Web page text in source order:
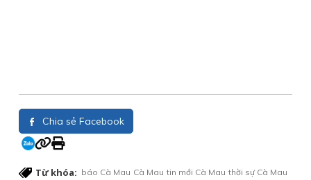
Chia sẻ Facebook
Từ khóa: báo Cà Mau Cà Mau tin mới Cà Mau thời sự Cà Mau